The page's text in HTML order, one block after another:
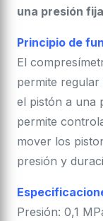
una presión
Principio de
El
permite
el pistón a una
permite
mover los
presión y
Presión: 0,1